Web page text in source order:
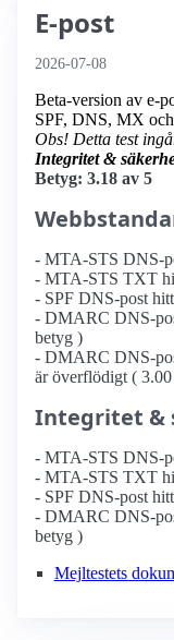
E-post
2026-07-08
Beta-version av e-
SPF, DNS, MX
Obs! Detta test
Integritet &
Betyg: 3.18 av 5
- MTA-STS DNS-
- MTA-STS TXT
- SPF DNS-post
- DMARC DNS-
betyg )
- DMARC DNS-
är överflödigt (
Integritet &
- MTA-STS DNS-
- MTA-STS TXT
- SPF DNS-post
- DMARC DNS-
betyg )
Mejltestets